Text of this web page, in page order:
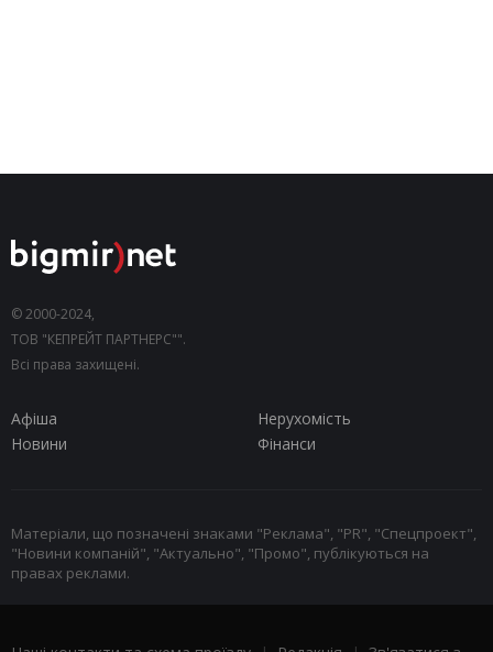
© 2000-2024,
ТОВ "КЕПРЕЙТ ПАРТНЕРС"".
Всі права захищені.
Афіша
Нерухомість
Новини
Фінанси
Матеріали, що позначені знаками "Реклама", "PR", "Спецпроект",
"Новини компаній", "Актуально", "Промо", публікуються на
правах реклами.